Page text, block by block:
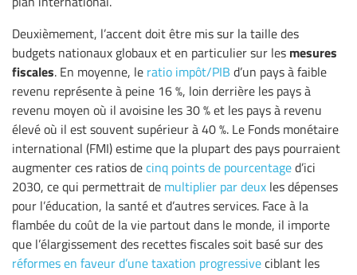
Deuxièmement, l’accent doit être mis sur la taille des
budgets nationaux globaux et en particulier sur les mesures
fiscales. En moyenne, le ratio impôt/PIB d’un pays à faible
revenu représente à peine 16 %, loin derrière les pays à
revenu moyen où il avoisine les 30 % et les pays à revenu
élevé où il est souvent supérieur à 40 %. Le Fonds monétaire
international (FMI) estime que la plupart des pays pourraient
augmenter ces ratios decinq points de pourcentaged’ici
2030, ce qui permettrait de multiplier par deux les dépenses
pour l’éducation, la santé et d’autres services. Face à la
flambée du coût de la vie partout dans le monde, il importe
que l’élargissement des recettes fiscales soit basé sur des
réformes en faveur d’une taxation progressiveciblant les